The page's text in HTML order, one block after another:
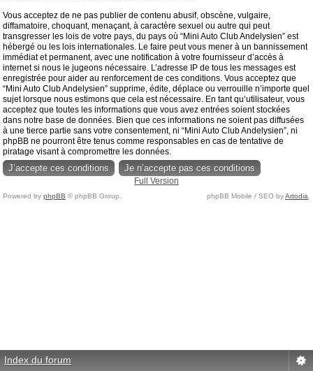
Vous acceptez de ne pas publier de contenu abusif, obscène, vulgaire,
diffamatoire, choquant, menaçant, à caractère sexuel ou autre qui peut
transgresser les lois de votre pays, du pays où “Mini Auto Club Andelysien” est
hébergé ou les lois internationales. Le faire peut vous mener à un bannissement
immédiat et permanent, avec une notification à votre fournisseur d’accès à
internet si nous le jugeons nécessaire. L’adresse IP de tous les messages est
enregistrée pour aider au renforcement de ces conditions. Vous acceptez que
“Mini Auto Club Andelysien” supprime, édite, déplace ou verrouille n’importe quel
sujet lorsque nous estimons que cela est nécessaire. En tant qu’utilisateur, vous
acceptez que toutes les informations que vous avez entrées soient stockées
dans notre base de données. Bien que ces informations ne soient pas diffusées
à une tierce partie sans votre consentement, ni “Mini Auto Club Andelysien”, ni
phpBB ne pourront être tenus comme responsables en cas de tentative de
piratage visant à compromettre les données.
Full Version
Powered by phpBB © phpBB Group. phpBB Mobile / SEO byArtodia
Index du forum